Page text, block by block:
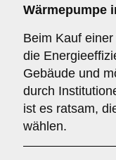
Wärmepumpe
Beim Kauf
die
Gebäude und
durch
ist es ratsam,
wählen.